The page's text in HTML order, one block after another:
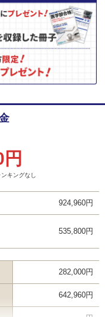
キングなし
924,960円
535,800円
282,000円
642,960円